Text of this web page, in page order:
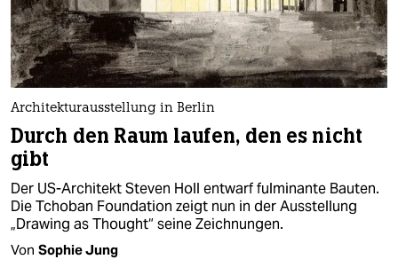
Architekturausstellung in Berlin
Durch den Raum laufen, den es nicht
gibt
Der US-Architekt Steven Holl entwarf fulminante Bauten.
Die Tchoban Foundation zeigt nun in der Ausstellung
„Drawing as Thought“ seine Zeichnungen.
Von Sophie Jung